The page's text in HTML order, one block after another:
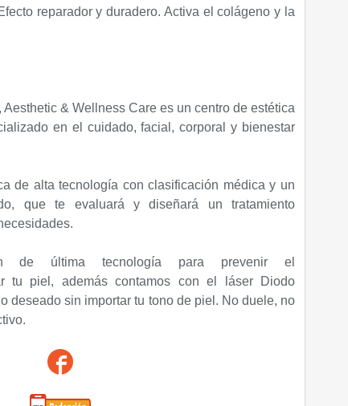
reparador y duradero. Activa el colágeno y la
& Wellness Care es un centro de estética
en el cuidado, facial, corporal y bienestar
de alta tecnología con clasificación médica y un
que te evaluará y diseñará un tratamiento
de última tecnología para prevenir el
tu piel, además contamos con el láser Diodo
deseado sin importar tu tono de piel. No duele, no